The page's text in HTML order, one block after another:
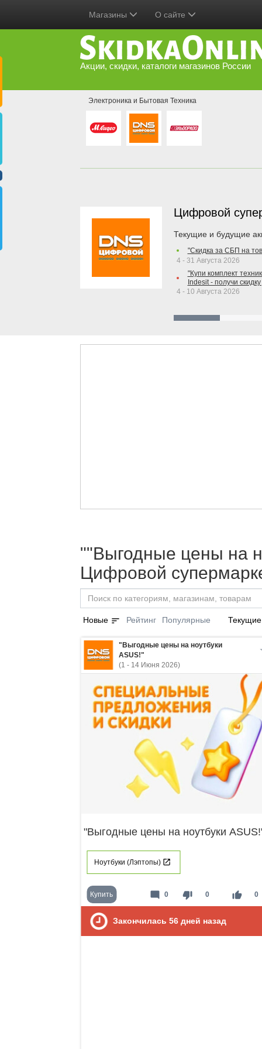
Магазины О сайте
Акции, скидки, каталоги магазинов России
Электроника и Бытовая Техника
Цифровой
Текущие и будущие
"Скидка за СБП на
4 - 31 Августа 2026
"Купи комплект
Indesit - получи
4 - 10 Августа 2026
""Выгодные цены на
Цифровой
Новые sort Рейтинг Популярные Текущие
"Выгодные цены на ноутбуки
ASUS!"
(1 - 14 Июня 2026)
"Выгодные цены на ноутбуки
Ноутбуки (Лэптопы)
Купить thumb_down 0 thumb_up 0
mode_comment 0
Закончилась 56 дней назад